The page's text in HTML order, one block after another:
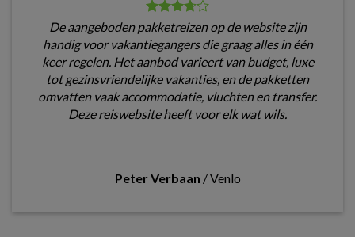
De aangeboden pakketreizen op de website zijn
handig voor vakantiegangers die graag alles in één
keer regelen. Het aanbod varieert van budget, luxe
tot gezinsvriendelijke vakanties, en de pakketten
omvatten vaak accommodatie, vluchten en transfer.
Deze reiswebsite heeft voor elk wat wils.
Peter Verbaan /Venlo